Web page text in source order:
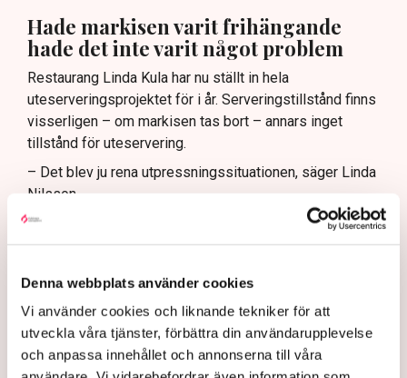
Denna webbplats använder cookies
Vi använder cookies och liknande tekniker för att
utveckla våra tjänster, förbättra din användarupplevelse
och anpassa innehållet och annonserna till våra
Hade markisen varit frihängande
hade det inte varit något problem
Restaurang Linda Kula har nu ställt in hela
uteserveringsprojektet för i år. Serveringstillstånd finns
visserligen – om markisen tas bort – annars inget
tillstånd för uteservering.
– Det blev ju rena utpressningssituationen, säger Linda
Nilsson.
Egentligen är det inte själva markisen som är det stora
problemet, det är de fyra benen som när markisen är
hade klarat sig utan stödben, varit frihängande, då hade
det inte varit något bekymmer med tillstånden.
– Jag kan ju tycka att det är lite väl hård tillämpning av
de nya riktlinjerna, suckar hon.